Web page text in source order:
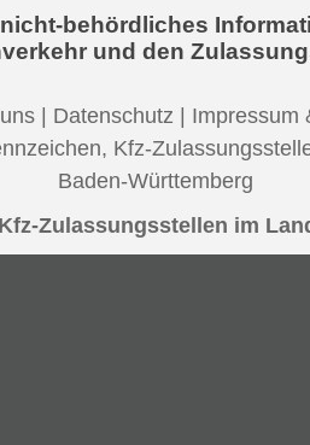
behördliches
und den
Datenschutz
Impressum
, Kfz-
Baden-Württemberg
Zulassungsstellen im